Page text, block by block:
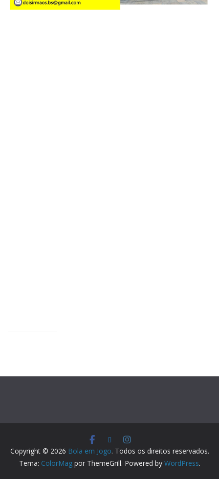
Copyright © 2026 Bola em Jogo. Todos os direitos reservados.
Tema: ColorMagpor ThemeGrill. Powered by WordPress.